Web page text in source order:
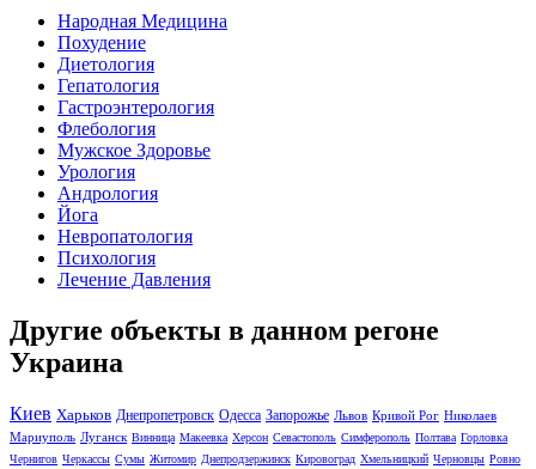
Народная Медицина
Похудение
Диетология
Гепатология
Гастроэнтерология
Флебология
Мужское Здоровье
Урология
Андрология
Йога
Невропатология
Психология
Лечение Давления
Другие объекты в данном регоне
Украина
Киев Харьков Днепропетровск Одесса Запорожье Львов Кривой Рог Николаев
Мариуполь Луганск Винница Макеевка Херсон Севастополь Симферополь Полтава Горловка
Чернигов Черкассы Сумы Житомир Днепродзержинск Кировоград Хмельницкий Черновцы Ровно